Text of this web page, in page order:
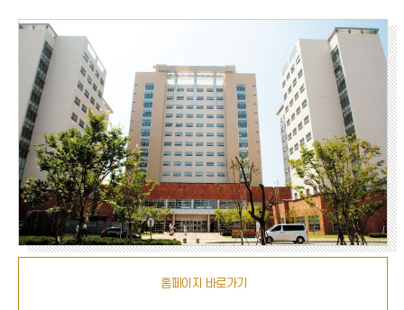
홈페이지 바로가기